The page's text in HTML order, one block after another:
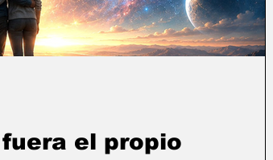
el propio